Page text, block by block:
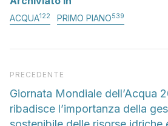
ACQUA122 PRIMO PIANO539
Articolo precedente
PRECEDENTE
Giornata Mondiale dell’Acqua
ribadisce l’importanza della